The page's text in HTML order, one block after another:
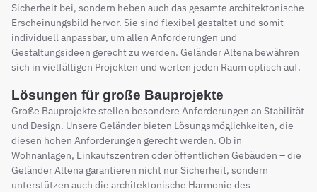
Sicherheit bei, sondern heben auch das gesamte architektonische
Erscheinungsbild hervor. Sie sind flexibel gestaltet und somit
individuell anpassbar, um allen Anforderungen und
Gestaltungsideen gerecht zu werden. Geländer Altena bewähren
sich in vielfältigen Projekten und werten jeden Raum optisch auf.
Lösungen für große Bauprojekte
Große Bauprojekte stellen besondere Anforderungen an Stabilität
und Design. Unsere Geländer bieten Lösungsmöglichkeiten, die
diesen hohen Anforderungen gerecht werden. Ob in
Wohnanlagen, Einkaufszentren oder öffentlichen Gebäuden – die
Geländer Altena garantieren nicht nur Sicherheit, sondern
unterstützen auch die architektonische Harmonie des